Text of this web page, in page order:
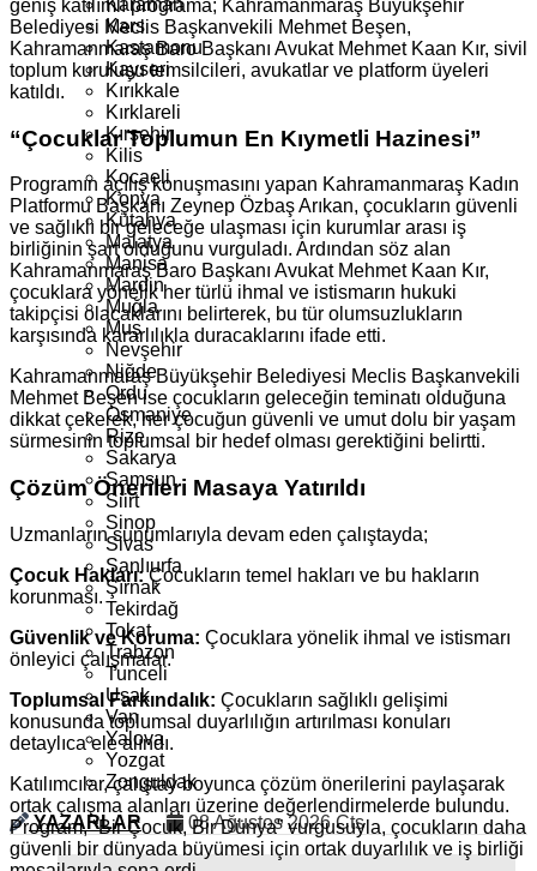
Karaman
Kars
Kastamonu
Kayseri
Kırıkkale
Kırklareli
Kırşehir
Kilis
Kocaeli
Konya
Kütahya
Malatya
Manisa
Mardin
Muğla
Muş
Nevşehir
Niğde
Ordu
Osmaniye
Rize
Sakarya
Samsun
Siirt
Sinop
Sivas
Şanlıurfa
Şırnak
Tekirdağ
Tokat
Trabzon
Tunceli
Uşak
Van
Yalova
Yozgat
Zonguldak
YAZARLAR
08 Ağustos 2026 Cts
geniş katılımlı programa; Kahramanmaraş Büyükşehir
Belediyesi Meclis Başkanvekili Mehmet Beşen,
Kahramanmaraş Baro Başkanı Avukat Mehmet Kaan Kır, sivil
toplum kuruluşu temsilcileri, avukatlar ve platform üyeleri
katıldı.
“Çocuklar Toplumun En Kıymetli Hazinesi”
Programın açılış konuşmasını yapan Kahramanmaraş Kadın
Platformu Başkanı Zeynep Özbaş Arıkan, çocukların güvenli
ve sağlıklı bir geleceğe ulaşması için kurumlar arası iş
birliğinin şart olduğunu vurguladı. Ardından söz alan
Kahramanmaraş Baro Başkanı Avukat Mehmet Kaan Kır,
çocuklara yönelik her türlü ihmal ve istismarın hukuki
takipçisi olacaklarını belirterek, bu tür olumsuzlukların
karşısında kararlılıkla duracaklarını ifade etti.
Kahramanmaraş Büyükşehir Belediyesi Meclis Başkanvekili
Mehmet Beşen ise çocukların geleceğin teminatı olduğuna
dikkat çekerek, her çocuğun güvenli ve umut dolu bir yaşam
sürmesinin toplumsal bir hedef olması gerektiğini belirtti.
Çözüm Önerileri Masaya Yatırıldı
Uzmanların sunumlarıyla devam eden çalıştayda;
Çocuk Hakları:Çocukların temel hakları ve bu hakların
korunması.
Güvenlik ve Koruma: Çocuklara yönelik ihmal ve istismarı
önleyici çalışmalar.
Toplumsal Farkındalık: Çocukların sağlıklı gelişimi
konusunda toplumsal duyarlılığın artırılması konuları
detaylıca ele alındı.
Katılımcılar, çalıştay boyunca çözüm önerilerini paylaşarak
ortak çalışma alanları üzerine değerlendirmelerde bulundu.
Program, “Bir Çocuk, Bir Dünya” vurgusuyla, çocukların daha
güvenli bir dünyada büyümesi için ortak duyarlılık ve iş birliği